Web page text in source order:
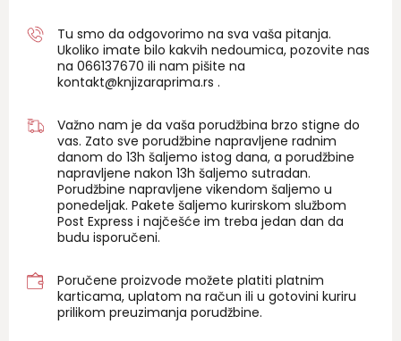
Tu smo da odgovorimo na sva vaša pitanja.
Ukoliko imate bilo kakvih nedoumica, pozovite nas
na 066137670 ili nam pišite na
kontakt@knjizaraprima.rs .
Važno nam je da vaša porudžbina brzo stigne do
vas. Zato sve porudžbine napravljene radnim
danom do 13h šaljemo istog dana, a porudžbine
napravljene nakon 13h šaljemo sutradan.
Porudžbine napravljene vikendom šaljemo u
ponedeljak. Pakete šaljemo kurirskom službom
Post Express i najčešće im treba jedan dan da
budu isporučeni.
Poručene proizvode možete platiti platnim
karticama, uplatom na račun ili u gotovini kuriru
prilikom preuzimanja porudžbine.